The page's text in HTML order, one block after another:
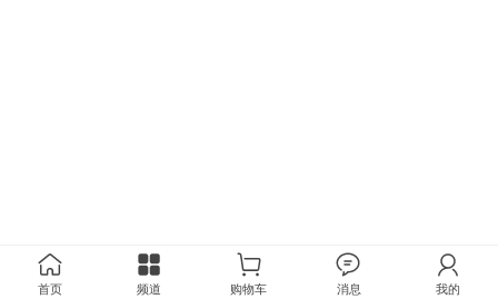
首页 频道 购物车 消息 我的